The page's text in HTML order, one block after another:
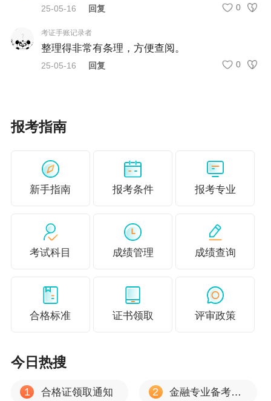
会计网校提供的以上信息仅供参考，如有异议，
请考生以官方部门公布的内容为准！
25-05-16 回复 0
考证手账记录者
整理得非常有条理，方便查阅。
25-05-16 回复 0
报考指南
新手指南 报考条件 报考专业
考试科目 成绩管理 成绩查询
合格标准 证书领取 评审政策
今日热搜
1 合格证领取通知 2 金融专业备考心得